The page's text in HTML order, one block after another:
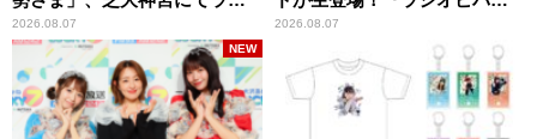
パンプスが合格祈願！
2026.08.07
ー昼ズ』
2026.08.07
NEW